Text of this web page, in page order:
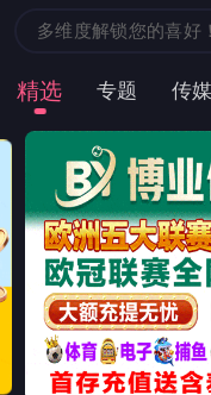
首页 现代言情 都市短